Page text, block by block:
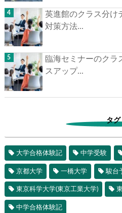
英進館のクラス分け
対策方法...
臨海セミナーのクラ
スアップ...
タグ
大学合格体験記 中学受験
京都大学 一橋大学 駿台
東京科学大学(東京工業大学)
中学合格体験記